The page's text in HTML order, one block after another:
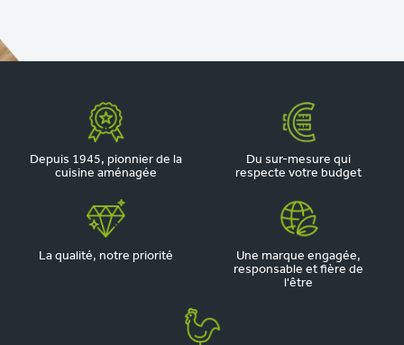
Depuis 1945, pionnier de la
cuisine aménagée
Du sur-mesure qui
respecte votre budget
La qualité, notre priorité
Une marque engagée,
responsable et fière de
l'être